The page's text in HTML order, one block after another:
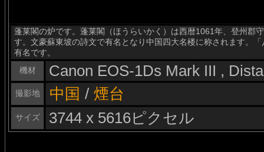
蓬莱閣の炉です。蓬莱閣（ほうらいかく）は西暦1061年、登州郡
す。文豪蘇東坡の詩文で有名となり中国四大名楼に称されます。
有名です。
機材
Canon EOS-1Ds Mark III ,
撮影地 中国 / 煙台
サイズ 3744 x 5616ピクセル